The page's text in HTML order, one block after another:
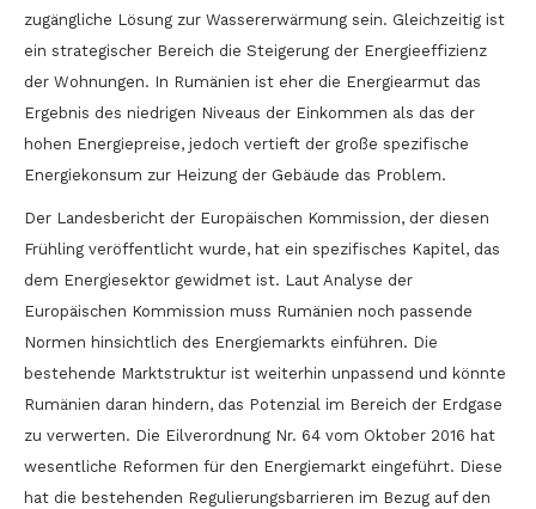
zugängliche Lösung zur Wassererwärmung sein. Gleichzeitig ist
ein strategischer Bereich die Steigerung der Energieeffizienz
der Wohnungen. In Rumänien ist eher die Energiearmut das
Ergebnis des niedrigen Niveaus der Einkommen als das der
hohen Energiepreise, jedoch vertieft der große spezifische
Energiekonsum zur Heizung der Gebäude das Problem.
Der Landesbericht der Europäischen Kommission, der diesen
Frühling veröffentlicht wurde, hat ein spezifisches Kapitel, das
dem Energiesektor gewidmet ist. Laut Analyse der
Europäischen Kommission muss Rumänien noch passende
Normen hinsichtlich des Energiemarkts einführen. Die
bestehende Marktstruktur ist weiterhin unpassend und könnte
Rumänien daran hindern, das Potenzial im Bereich der Erdgase
zu verwerten. Die Eilverordnung Nr. 64 vom Oktober 2016 hat
wesentliche Reformen für den Energiemarkt eingeführt. Diese
hat die bestehenden Regulierungsbarrieren im Bezug auf den